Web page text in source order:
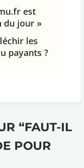
est
du jour »
les
payants ?
“FAUT-IL
POUR